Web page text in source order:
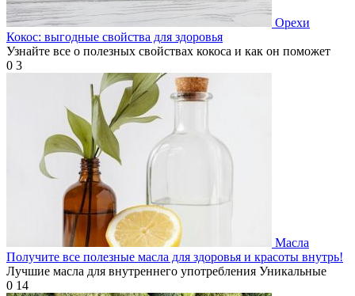
Орехи
Кокос: выгодные свойства для здоровья
Узнайте все о полезных свойствах кокоса и как он поможет
0 3
Масла
Получите все полезные масла для здоровья и красоты внутрь!
Лучшие масла для внутреннего употребления Уникальные
0 14